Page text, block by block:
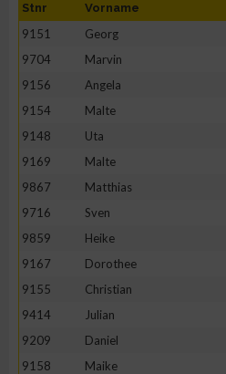
Stnr Vorname
9151 Georg
9704
Marvin
9156
Angela
9154
Malte
9148
Uta
9169
Malte
9867
Matthias
9716
Sven
9859
Heike
9167
Dorothee
9155
Christian
9414
Julian
9209
Daniel
9158
Maike